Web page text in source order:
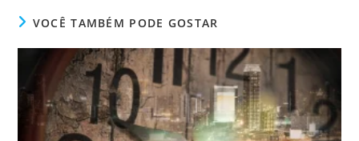
VOCÊ TAMBÉM PODE GOSTAR